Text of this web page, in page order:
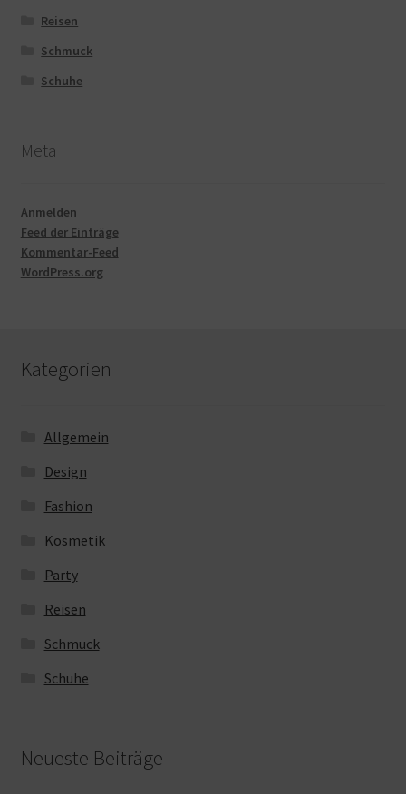
Reisen
Schmuck
Schuhe
Meta
Anmelden
Feed der Einträge
Kommentar-Feed
WordPress.org
Kategorien
Allgemein
Design
Fashion
Kosmetik
Party
Reisen
Schmuck
Schuhe
Neueste Beiträge